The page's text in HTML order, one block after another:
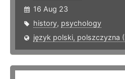
16 Aug 23
history, psychology
język polski, polszczyzna